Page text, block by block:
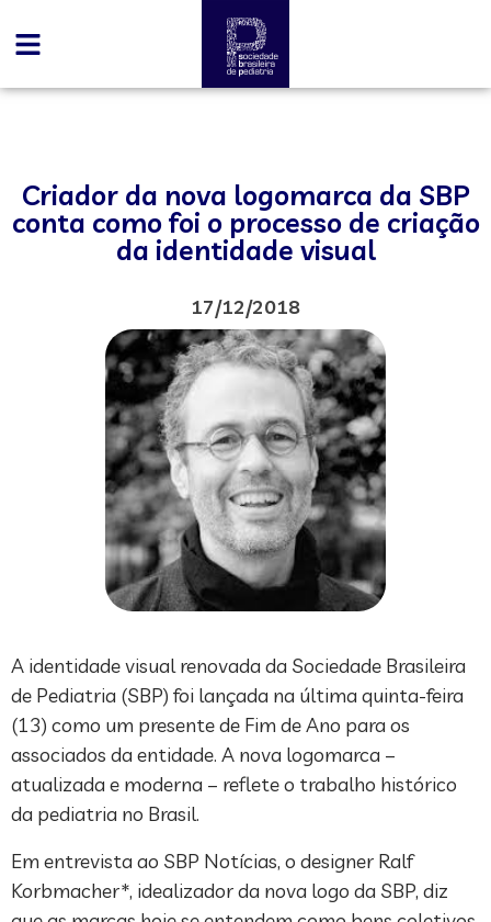
Criador da nova logomarca da SBP
conta como foi o processo de criação
da identidade visual
17/12/2018
A identidade visual renovada da Sociedade Brasileira
de Pediatria (SBP) foi lançada na última quinta-feira
(13) como um presente de Fim de Ano para os
associados da entidade. A nova logomarca –
atualizada e moderna – reflete o trabalho histórico
da pediatria no Brasil.
Em entrevista ao SBP Notícias, o designer Ralf
Korbmacher*, idealizador da nova logo da SBP, diz